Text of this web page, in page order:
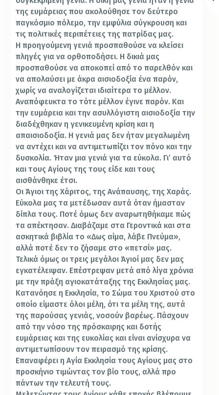
της ευμάρειας που ακολούθησε τον δεύτερο
παγκόσμιο πόλεμο, την εμφύλια σύγκρουση και
τις πολιτικές περιπέτειες της πατρίδας μας.
Η προηγούμενη γενιά προσπαθούσε να κλείσει
πληγές για να ορθοποδήσει. Η δικιά μας
προσπαθούσε να αποκοπεί από το παρελθόν και
να απολαύσει με άκρα αισιοδοξία ένα παρόν,
χωρίς να αναλογίζεται ιδιαίτερα το μέλλον.
Αναπόφευκτα το τότε μέλλον έγινε παρόν. Και
την ευμάρεια και την ασυλλόγιστη αισιοδοξία την
διαδέχθηκαν η γενικευμένη κρίση και η
απαισιοδοξία. Η γενιά μας δεν ήταν μεγαλωμένη
να αντέχει και να αντιμετωπίζει τον πόνο και την
δυσκολία. Ήταν μια γενιά για τα εύκολα. Γι’ αυτό
και τους Αγίους της τους είδε και τους
αισθάνθηκε έτσι.
Οι Άγιοι της Χάριτος, της Ανάπαυσης, της Χαράς.
Εύκολα μας τα μετέδωσαν αυτά όταν ήμασταν
δίπλα τους. Ποτέ όμως δεν αναρωτηθήκαμε πώς
τα απέκτησαν. Διαβάζαμε στα Γεροντικά και στα
ασκητικά βιβλία το «Δως αίμα, λάβε Πνεύμα»,
αλλά ποτέ δεν το ζήσαμε στο «πετσί» μας.
Τελικά όμως οι τρεις μεγάλοι Άγιοί μας δεν μας
εγκατέλειψαν. Επέστρεψαν μετά από λίγα χρόνια
με την πράξη αγιοκατάταξης της Εκκλησίας μας.
Κατανόησε η Εκκλησία, το Σώμα του Χριστού στο
οποίο είμαστε όλοι μέλη, ότι τα μέλη της, αυτά
της παρούσας γενιάς, νοσούν βαρέως. Πάσχουν
από την νόσο της πρόσκαιρης και δοτής
ευμάρειας και της ευκολίας και είναι ανίσχυρα να
αντιμετωπίσουν τον πειρασμό της κρίσης.
Επαναφέρει η Αγία Εκκλησία τους Αγίους μας στο
προσκήνιο τιμώντας τον βίο τους, αλλά προ
πάντων την τελευτή τους.